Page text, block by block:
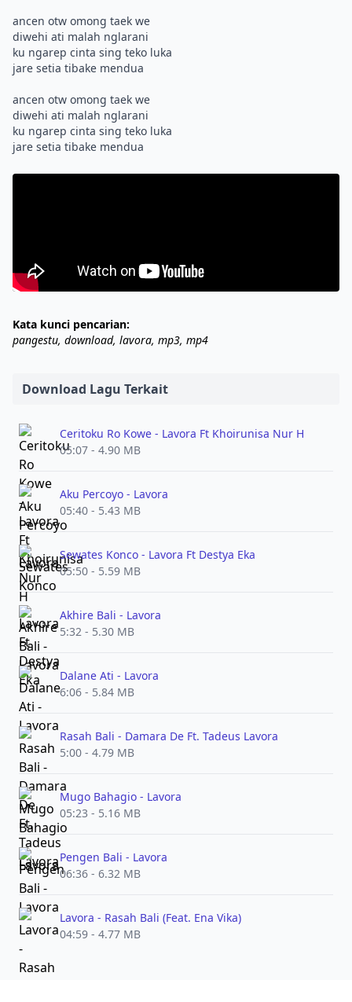
ancen otw omong taek we
diwehi ati malah nglarani
ku ngarep cinta sing teko luka
jare setia tibake mendua
ancen otw omong taek we
diwehi ati malah nglarani
ku ngarep cinta sing teko luka
Kata kunci pencarian:
pangestu, download, lavora, mp3, mp4
Download Lagu Terkait
Ceritoku Ro Kowe - Lavora Ft Khoirunisa Nur H
05:07 - 4.90 MB
Aku Percoyo - Lavora
05:40 - 5.43 MB
Sewates Konco - Lavora Ft Destya Eka
05:50 - 5.59 MB
Akhire Bali - Lavora
5:32 - 5.30 MB
Dalane Ati - Lavora
6:06 - 5.84 MB
Rasah Bali - Damara De Ft. Tadeus Lavora
5:00 - 4.79 MB
Mugo Bahagio - Lavora
05:23 - 5.16 MB
Pengen Bali - Lavora
06:36 - 6.32 MB
Lavora - Rasah Bali (Feat. Ena Vika)
04:59 - 4.77 MB